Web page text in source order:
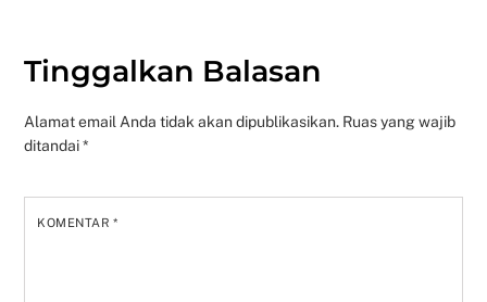
Tinggalkan Balasan
Alamat email Anda tidak akan dipublikasikan. Ruas yang wajib
ditandai*
KOMENTAR*